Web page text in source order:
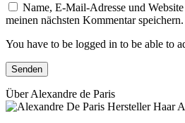
Name, E-Mail-Adresse und
meinen nächsten Kommentar speichern.
You have to be logged in to be able to
Über Alexandre de Paris